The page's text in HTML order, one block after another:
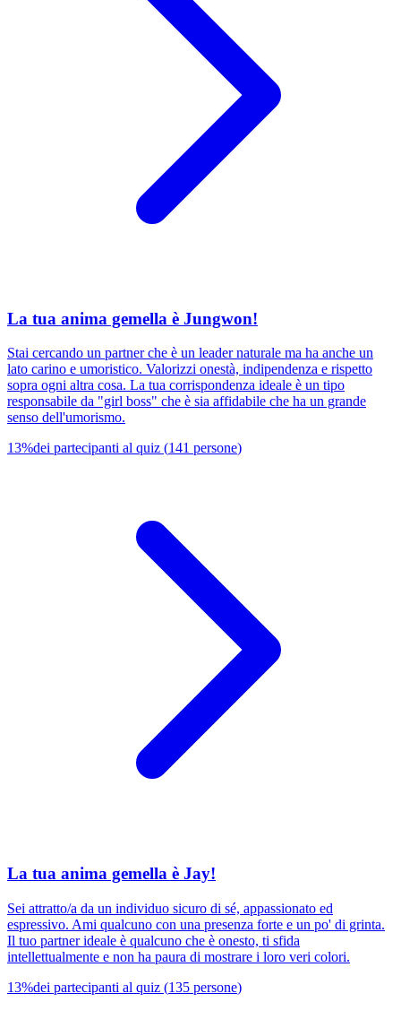
La tua anima gemella è Jungwon!
Stai cercando un partner che è un leader naturale ma ha anche un
lato carino e umoristico. Valorizzi onestà, indipendenza e rispetto
sopra ogni altra cosa. La tua corrispondenza ideale è un tipo
responsabile da "girl boss" che è sia affidabile che ha un grande
senso dell'umorismo.
13%dei partecipanti al quiz (141 persone)
La tua anima gemella è Jay!
Sei attratto/a da un individuo sicuro di sé, appassionato ed
espressivo. Ami qualcuno con una presenza forte e un po' di grinta.
Il tuo partner ideale è qualcuno che è onesto, ti sfida
intellettualmente e non ha paura di mostrare i loro veri colori.
13%dei partecipanti al quiz (135 persone)